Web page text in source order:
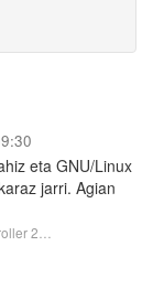
eta GNU/Linux
jarri. Agian
2…